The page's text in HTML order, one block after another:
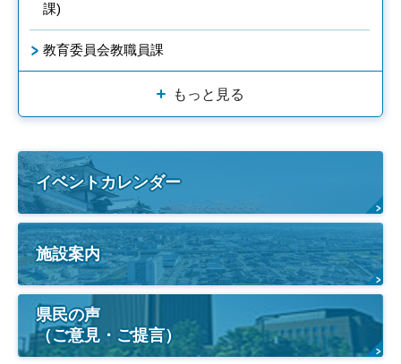
課)
教育委員会教職員課
もっと見る
イベントカレンダー
施設案内
県民の声
（ご意見・ご提言）